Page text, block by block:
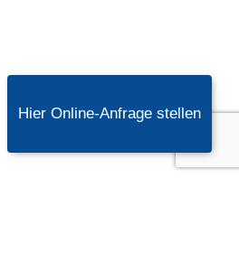
Hier Online-Anfrage stellen